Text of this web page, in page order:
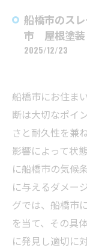
船橋市のス
市 屋根塗装
2025/12/23
船橋市にお住ま
断は大切なポイ
さと耐久性を兼
影響によって状
に船橋市の気候
に与えるダメー
グでは、船橋市
を当て、その具
に発見し適切に